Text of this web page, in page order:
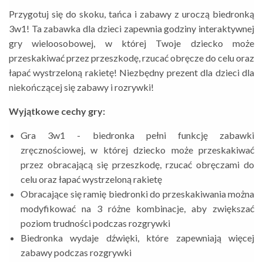
Przygotuj się do skoku, tańca i zabawy z uroczą biedronką
3w1! Ta zabawka dla dzieci zapewnia godziny interaktywnej
gry wieloosobowej, w której Twoje dziecko może
przeskakiwać przez przeszkodę, rzucać obręcze do celu oraz
łapać wystrzeloną rakietę! Niezbędny prezent dla dzieci dla
niekończącej się zabawy i rozrywki!
Wyjątkowe cechy gry:
Gra 3w1 - biedronka pełni funkcję zabawki
zręcznościowej, w której dziecko może przeskakiwać
przez obracającą się przeszkodę, rzucać obręczami do
celu oraz łapać wystrzeloną rakietę
Obracające się ramię biedronki do przeskakiwania można
modyfikować na 3 różne kombinacje, aby zwiększać
poziom trudności podczas rozgrywki
Biedronka wydaje dźwięki, które zapewniają więcej
zabawy podczas rozgrywki